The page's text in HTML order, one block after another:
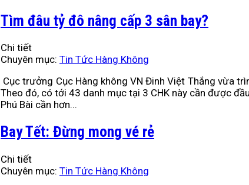
Tìm đâu tỷ đô nâng cấp 3 sân bay?
Chi tiết
Chuyên mục: Tin Tức Hàng Không
Cục trưởng Cục Hàng không VN Đinh Việt Thắng vừa
Theo đó, có tới 43 danh mục tại 3 CHK này cần được
Phú Bài cần hơn...
Bay Tết: Đừng mong vé rẻ
Chi tiết
Chuyên mục: Tin Tức Hàng Không